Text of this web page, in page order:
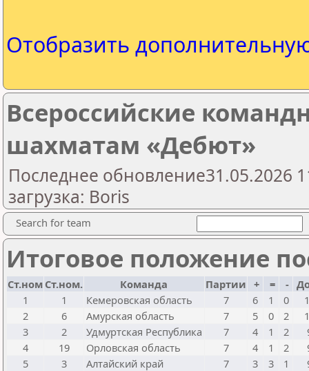
Отобразить
Всероссийские
шахматам «Дебют»
Последнее обновление31.05.2026
загрузка: Boris
Search for team
Итоговое положение
Ст.ном Ст.ном. Команда Партии + = -
1
1 Кемеровская область 7 6 1 0
2
6 Амурская область 7 5 0 2
3
2 Удмуртская Республика 7 4 1 2
4
19 Орловская область 7 4 1 2
5
3 Алтайский край 7 3 3 1